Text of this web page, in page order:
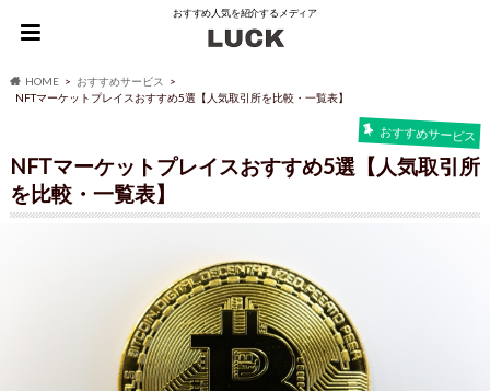
おすすめ人気を紹介するメディア
HOME
おすすめサービス
NFTマーケットプレイスおすすめ5選【人気取引所を比較・一覧表】
おすすめサービス
NFTマーケットプレイスおすすめ5選【人気取引所
を比較・一覧表】